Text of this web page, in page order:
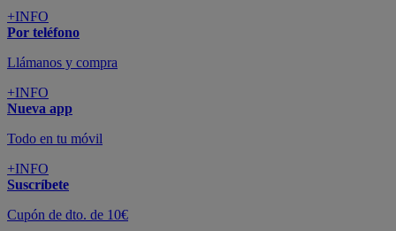
+INFO
Por teléfono
Llámanos y compra
+INFO
Nueva app
Todo en tu móvil
+INFO
Suscríbete
Cupón de dto. de 10€